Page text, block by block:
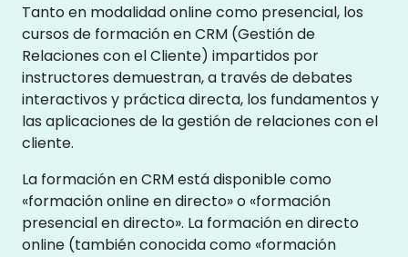
Tanto en modalidad online como presencial, los
cursos de formación en CRM (Gestión de
Relaciones con el Cliente) impartidos por
instructores demuestran, a través de debates
interactivos y práctica directa, los fundamentos y
las aplicaciones de la gestión de relaciones con el
cliente.
La formación en CRM está disponible como
«formación online en directo» o «formación
presencial en directo». La formación en directo
online (también conocida como «formación